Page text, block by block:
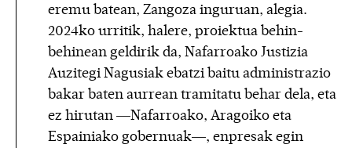
eremu batean, Zangoza inguruan, alegia.
2024ko urritik, halere, proiektua behin-
behinean geldirik da, Nafarroako Justizia
Auzitegi Nagusiak ebatzi baitu administrazio
bakar baten aurrean tramitatu behar dela, eta
ez hirutan —Nafarroako, Aragoiko eta
Espainiako gobernuak—, enpresak egin